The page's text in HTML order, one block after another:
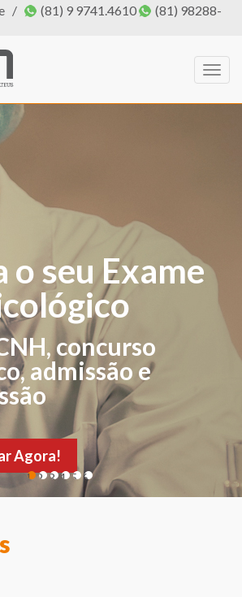
/ (81) 9 9741.4610
(81) 98288-
o seu Exame
concurso
admissão e
Agora!
agora tem
e
de sintomas
sugestivos de
Agende
1 2 3 4 5 6